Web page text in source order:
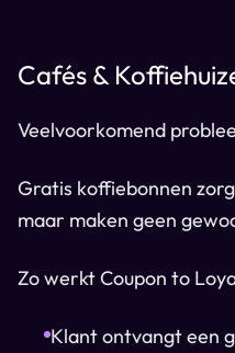
Cafés &
Veelvoorkomend
Gratis koffiebonnen
maar maken geen
Zo werkt Coupon to
Klant ontvangt een